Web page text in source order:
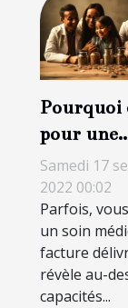
Pourquoi
pour une
santé ?
Samedi 17
2022 00:02
Parfois,
un soin
facture
révèle au-
capacités...